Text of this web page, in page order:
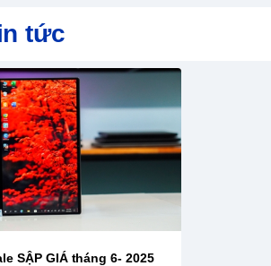
tức
SẬP GIÁ tháng 6- 2025